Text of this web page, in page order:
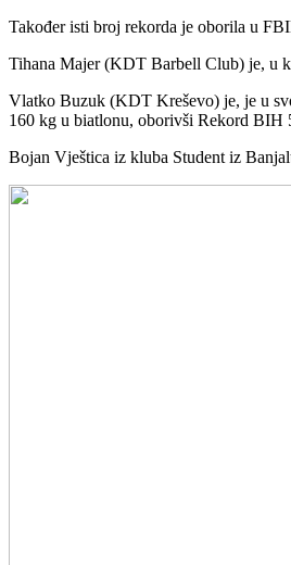
Također isti broj rekorda je oborila u
Tihana Majer (KDT Barbell Club) je, u
Vlatko Buzuk (KDT Kreševo) je, je u
160 kg u biatlonu, oborivši Rekord BIH
Bojan Vještica iz kluba Student iz